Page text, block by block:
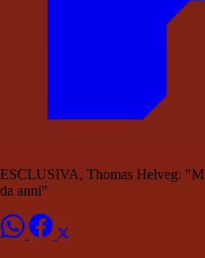
ESCLUSIVA, Thomas Helveg:
da anni"